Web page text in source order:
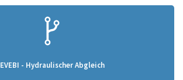
EVEBI - Hydraulischer Abgleich